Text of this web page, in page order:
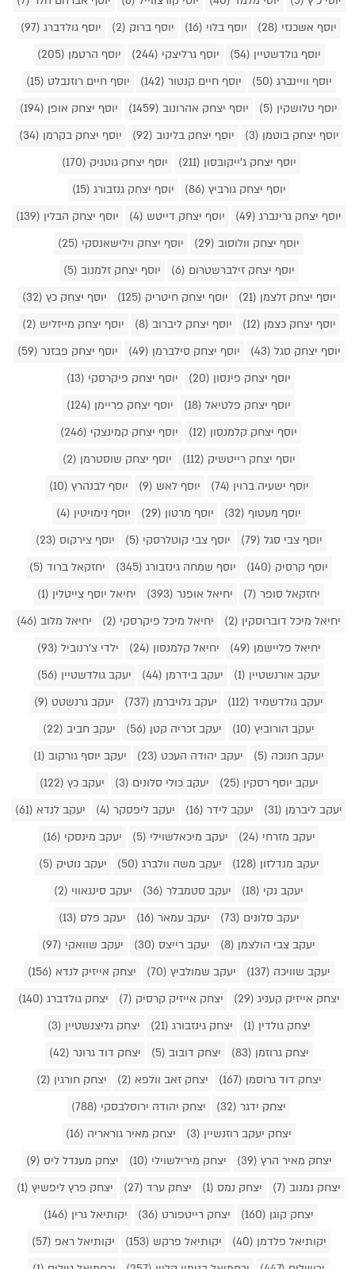
יוסף אשכנזי (28)
יוסף בלוי (16) יוסף ברוק (2)
יוסף גולדברג (97)
יוסף גולדשטיין (54)
יוסף גרליצקי (244)
יוסף הרטמן (205)
יוסף וויינברג (50)
יוסף חיים קנטור (142)
יוסף חיים רוזנבלט (15)
יוסף טלושקין (5)
יוסף יצחק אהרונוב (1459)
יוסף יצחק אופן (194)
יוסף יצחק בוטמן (3)
יוסף יצחק בלינוב (92)
יוסף יצחק בקרמן (34)
יוסף יצחק ג'ייקובסון (211)
יוסף יצחק גוטניק (170)
יוסף יצחק גורביץ (86)
יוסף יצחק גנזבורג (15)
יוסף יצחק גרינברג (49)
יוסף יצחק דייטש (4)
יוסף יצחק הבלין (139)
יוסף יצחק וולוסוב (29)
יוסף יצחק וילישאנסקי (25)
יוסף יצחק זילברשטרום (6)
יוסף יצחק זלמנוב (5)
יוסף יצחק זלצמן (21)
יוסף יצחק חיטריק (125)
יוסף יצחק כץ (32)
יוסף יצחק כצמן (12)
יוסף יצחק ליברוב (8)
יוסף יצחק מייזליש (2)
יוסף יצחק סגל (43)
יוסף יצחק סילברמן (49)
יוסף יצחק פבזנר (59)
יוסף יצחק פינסון (20)
יוסף יצחק פיקרסקי (13)
יוסף יצחק פלטיאל (18)
יוסף יצחק פריימן (124)
יוסף יצחק קלמנסון (12)
יוסף יצחק קמינצקי (246)
יוסף יצחק רייטשיק (112)
יוסף יצחק שוסטרמן (2)
יוסף ישעיה ברוין (74)
יוסף לאש (9)
יוסף לבנהרץ (10)
יוסף מעטוף (32)
יוסף מרטון (29)
יוסף נימויטין (4)
יוסף צבי סגל (79)
יוסף צבי קוטלרסקי (5)
יוסף צירקוס (23)
יוסף קרסיק (140)
יוסף שמחה גינזבורג (345)
יחזקאל ברוד (5)
יחזקאל סופר (7)
יחיאל אופנר (393)
יחיאל יוסף צייטלין (1)
יחיאל מיכל דוברוסקין (2)
יחיאל מיכל פיקרסקי (2)
יחיאל מלוב (46)
יחיאל פליישמן (49)
יחיאל קלמנסון (24)
ילדי צ'רנוביל (93)
יעקב אורנשטיין (1)
יעקב בידרמן (44)
יעקב גולדשטיין (56)
יעקב גולדשמיד (112)
יעקב גלויברמן (737)
יעקב גרנשטט (9)
יעקב הורוביץ (10)
יעקב זכריה קטן (56)
יעקב חביב (22)
יעקב חנוכה (5)
יעקב יהודה העכט (23)
יעקב יוסף גורקוב (1)
יעקב יוסף רסקין (25)
יעקב כולי סלונים (3)
יעקב כץ (122)
יעקב ליברמן (31)
יעקב לידר (16) יעקב ליפסקר (4)
יעקב לנדא (61)
יעקב מזרחי (24)
יעקב מיכאלשוילי (5)
יעקב מינסקי (16)
יעקב מנדלזון (128)
יעקב משה וולברג (50)
יעקב נוטיק (5)
יעקב נקי (18)
יעקב סטמבלר (36)
יעקב סינגאווי (2)
יעקב סלונים (73)
יעקב עמאר (16)
יעקב פלס (13)
יעקב צבי הולצמן (8)
יעקב רייצס (30)
יעקב שוואקי (97)
יעקב שוויכה (137)
יעקב שמולביץ (70)
יצחק אייזיק לנדא (156)
יצחק אייזיק קעניג (29)
יצחק אייזיק קרסיק (7)
יצחק גולדברג (140)
יצחק גולדין (1)
יצחק גינזבורג (21)
יצחק גליצנשטיין (3)
יצחק גרוזמן (83)
יצחק דובוב (5)
יצחק דוד גרונר (42)
יצחק דוד גרוסמן (167)
יצחק זאב וולפא (2)
יצחק חורגין (2)
יצחק ידגר (32)
יצחק יהודה ירוסלבסקי (788)
יצחק יעקב רוזנשיין (3)
יצחק מאיר גוראריה (16)
יצחק מאיר הרץ (39)
יצחק מירילשוילי (10)
יצחק מענדל ליס (9)
יצחק נמנוב (7)
יצחק נמס (1) יצחק ערד (27)
יצחק פרץ ליפשיץ (1)
יצחק קוגן (160)
יצחק רייטפורט (36)
יקותיאל גרין (146)
יקותיאל פלדמן (40)
יקותיאל פרקש (153)
יקותיאל ראפ (57)